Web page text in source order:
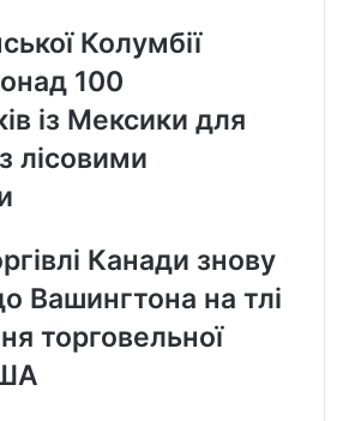
Колумбії
100
із Мексики для
лісовими
Канади знову
Вашингтона на тлі
торговельної